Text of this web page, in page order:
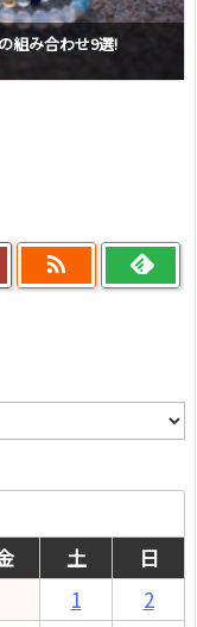
組み合わせ9選!

土
日
1
2